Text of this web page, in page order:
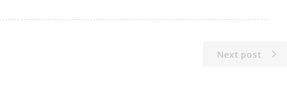
Next post